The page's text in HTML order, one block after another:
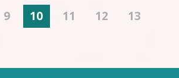
9 10 11 12 13